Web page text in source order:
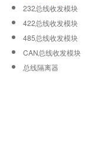
232总线收发模块
422总线收发模块
485总线收发模块
CAN总线收发模块
总线隔离器